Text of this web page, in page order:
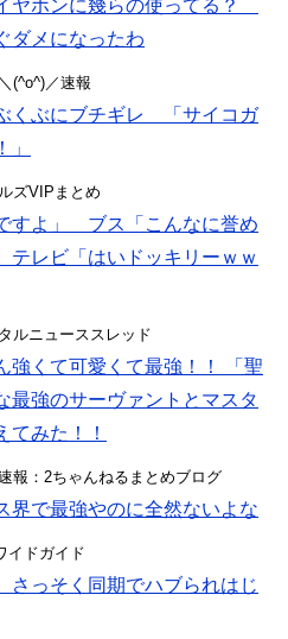
ヤホンに幾らの使ってる？
ダメになったわ
(^o^)／速報
くぶにブチギレ 「サイコガ
ズVIPまとめ
すよ」 ブス「こんなに誉め
レビ「はいドッキリーｗｗ
ルニューススレッド
強くて可愛くて最強！！ 「聖
最強のサーヴァントとマスタ
てみた！！
報：2ちゃんねるまとめブログ
界で最強やのに全然ないよな
イドガイド
さっそく同期でハブられはじ